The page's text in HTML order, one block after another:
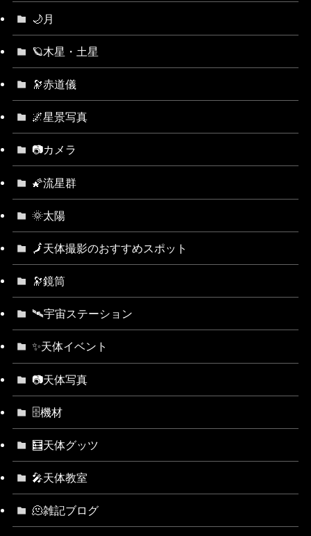
🌙月
🪐木星・土星
🔭赤道儀
🌌星景写真
📷カメラ
🌠流星群
🌞太陽
🗾天体撮影のおすすめスポット
🔭鏡筒
🛰宇宙ステーション
✨天体イベント
📷天体写真
🗄機材
🧮天体グッツ
🎤天体教室
🫠雑記ブログ